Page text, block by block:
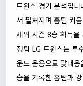
트윈스 경기 분석입
서 펼쳐지며 홈팀 키
세워 시즌 8승 획득을
정팀 LG 트윈스는 투
운드 운용으로 맞대
승을 기록한 홈팀과